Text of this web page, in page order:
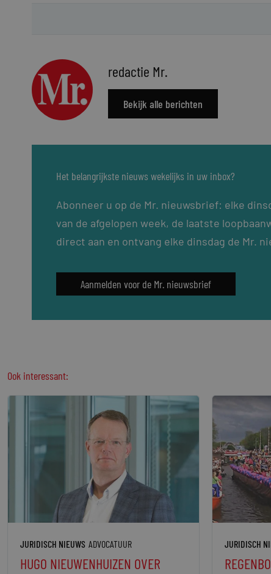
redactie Mr.
Bekijk alle berichten
Het belangrijkste nieuws wekelijks in uw inbox?
Abonneer u op de Mr. nieuwsbrief: elke
van de afgelopen week, de laatste
direct aan en ontvang elke dinsdag de Mr.
Aanmelden voor de Mr. nieuwsbrief
Ook interessant:
JURIDISCH NIEUWS ADVOCATUUR
HUGO NIEUWENHUIZEN OVER
JURIDISCH